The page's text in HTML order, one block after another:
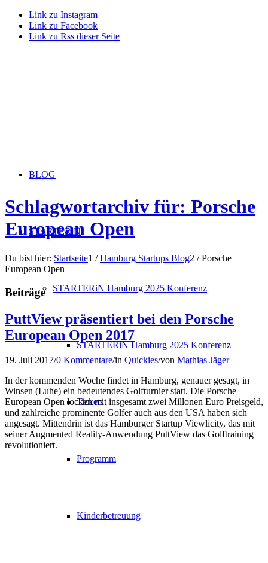
Link zu Instagram
Link zu Facebook
Link zu Rss dieser Seite
BLOG
STARTERiN
STARTERiN Hamburg 2025 Konferenz
STARTERiN Hamburg 2025 Konferenz
Tickets
Programm
Kinderbetreuung
Schlagwortarchiv für: Porsche
European Open
Du bist hier: Startseite1 / Hamburg Startups Blog2 / Porsche
European Open
Beiträge
PuttView präsentiert bei den Porsche
European Open 2017
19. Juli 2017/0 Kommentare/in Quickies/von Mathias Jäger
In der kommenden Woche findet in Hamburg, genauer gesagt, in
Winsen (Luhe) ein bedeutendes Golfturnier statt. Die Porsche
European Open locken mit insgesamt zwei Millonen Euro Preisgeld,
und zahlreiche prominente Golfer auch aus den USA haben sich
angesagt. Mittendrin ist das Hamburger Startup Viewlicity, das mit
seiner Augmented Reality-Anwendung PuttView das Golftraining
revolutioniert.